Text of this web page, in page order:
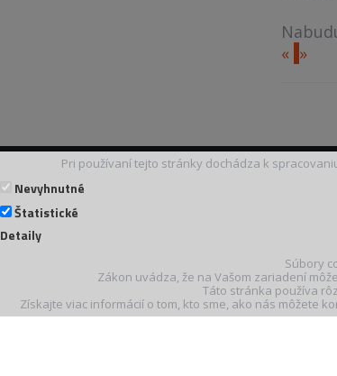
« »
Pri používaní tejto stránky dochádza k
Nevyhnutné
Štatistické
Detaily
Súbory
Zákon uvádza, že na Vašom zariadení
Táto stránka používa
Získajte viac informácií o tom, kto sme, ako nás môžete